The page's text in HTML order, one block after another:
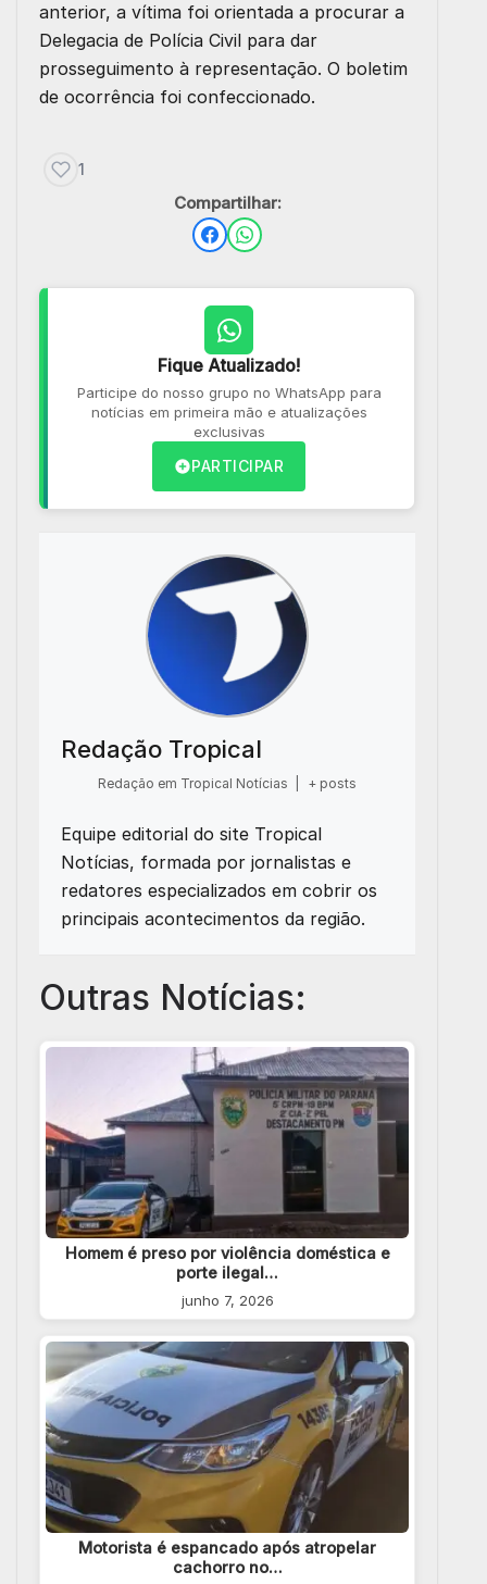
anterior, a vítima foi orientada a procurar a
Delegacia de Polícia Civil para dar
prosseguimento à representação. O boletim
de ocorrência foi confeccionado.
1
Compartilhar:
Fique Atualizado!
Participe do nosso grupo no WhatsApp para
notícias em primeira mão e atualizações
exclusivas
PARTICIPAR
Redação Tropical
Redação em Tropical Notícias + posts
Equipe editorial do site Tropical
Notícias, formada por jornalistas e
redatores especializados em cobrir os
principais acontecimentos da região.
Outras Notícias:
Homem é preso por violência doméstica e
porte ilegal…
junho 7, 2026
Motorista é espancado após atropelar
cachorro no…